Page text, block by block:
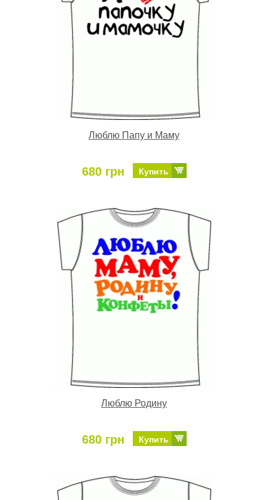
Люблю Папу и Маму
680 грн Купить
Люблю Родину
680 грн Купить